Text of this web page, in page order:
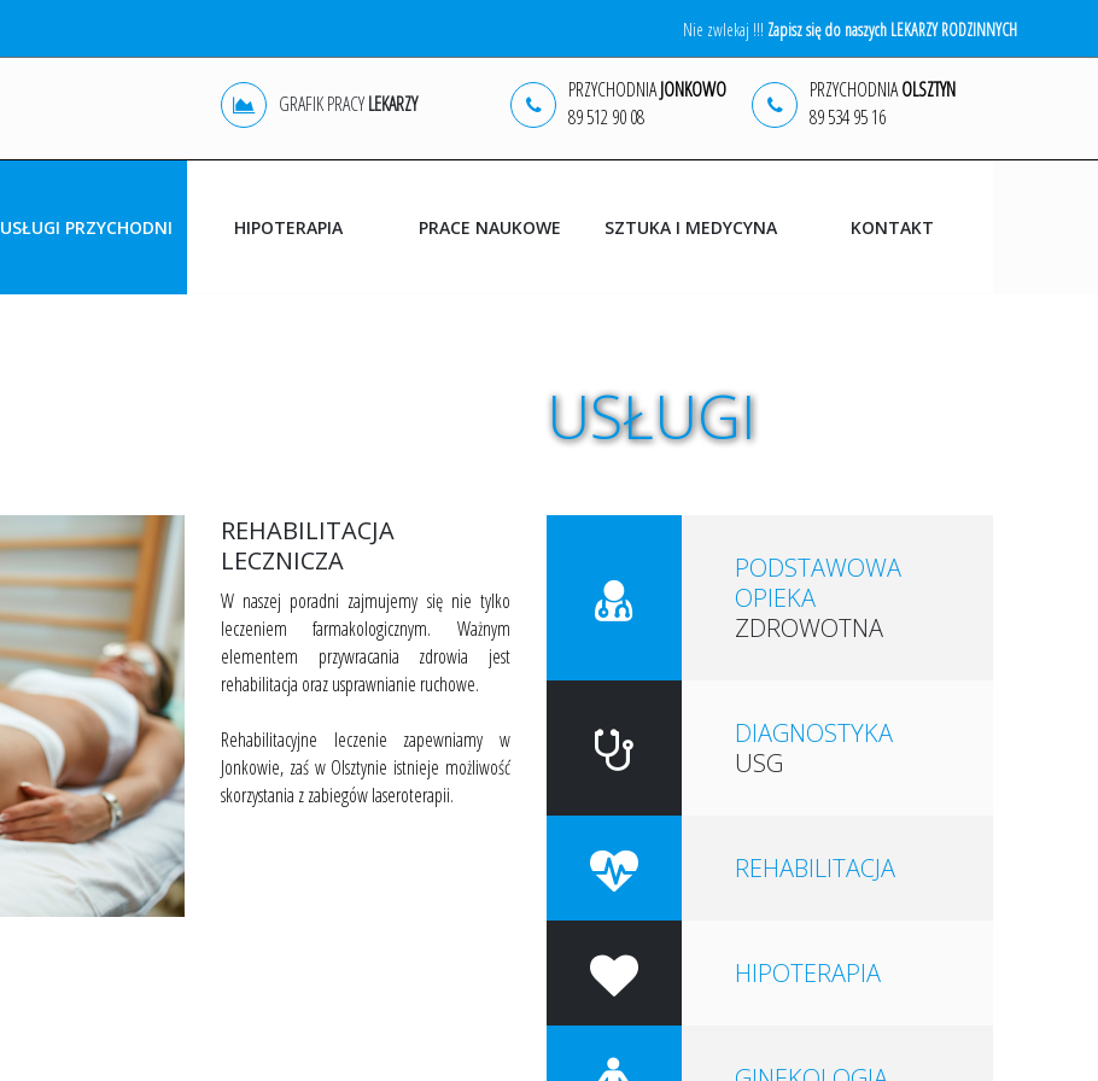
Nie zwlekaj !!! Zapisz się do naszych LEKARZY RODZINNYCH
PRZYCHODNIAOLSZTYN
89 534 95 16
PRZYCHODNIAJONKOWO
89 512 90 08
GRAFIK PRACYLEKARZY
USŁUGI PRZYCHODNI
ZABIEGI
HIPOTERAPIA PRACE NAUKOWE SZTUKA I MEDYCYNA
MALARSTWO
GRAFIKA
MEDIA O NAS
KLUB JEŹDZIECKI 'U DOKTORKA'
METALOPLASTYKA
BARKWEDA PGR
BUKWAŁD
KONTAKT
REHABILITACJA
LECZNICZA
W naszej poradni zajmujemy się nie tylko
leczeniem farmakologicznym. Ważnym
elementem przywracania zdrowia jest
rehabilitacja oraz usprawnianie ruchowe.
Rehabilitacyjne leczenie zapewniamy w
Jonkowie, zaś w Olsztynie istnieje możliwość
skorzystania z zabiegów laseroterapii.
USŁUGI
PODSTAWOWA
OPIEKA
ZDROWOTNA
DIAGNOSTYKA
USG
REHABILITACJA
HIPOTERAPIA